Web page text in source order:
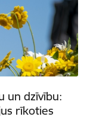
un dzīvību:
rīkoties